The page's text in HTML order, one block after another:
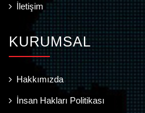
İletişim
KURUMSAL
Hakkımızda
İnsan Hakları Politikası